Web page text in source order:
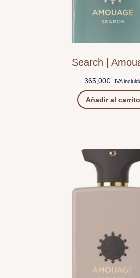
Search |
365,00€ IVA
Añadir al carrito